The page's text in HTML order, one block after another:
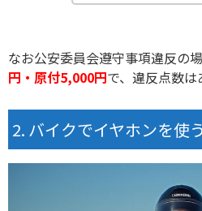
なお公安委員会遵守事項違反の
円・原付5,000円で、違反点数は
バイクでイヤホンを使